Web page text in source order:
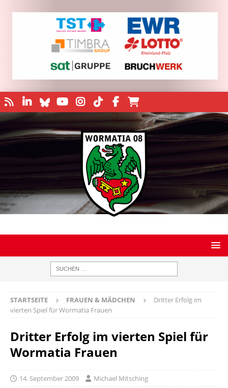
STARTSEITE FRAUEN & MÄDCHEN
Dritter Erfolg im
vierten Spiel für Wormatia Frauen
Dritter Erfolg im vierten Spiel für
Wormatia Frauen
14. September 2009 Michael Mitsching